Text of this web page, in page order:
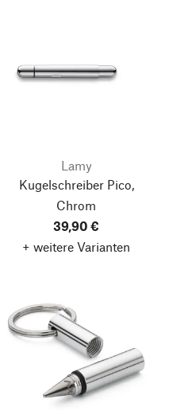
Lamy
Kugelschreiber Pico,
Chrom
39,90 €
+ weitere Varianten